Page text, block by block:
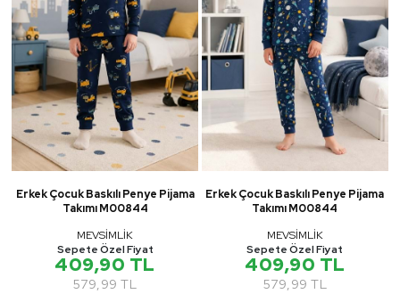
Erkek Çocuk Baskılı Penye Pijama
Takımı M00844
MEVSİMLİK
Sepete Özel Fiyat
409,90 TL
579,99 TL
Erkek Çocuk Baskılı Penye Pijama
Takımı M00844
MEVSİMLİK
Sepete Özel Fiyat
409,90 TL
579,99 TL